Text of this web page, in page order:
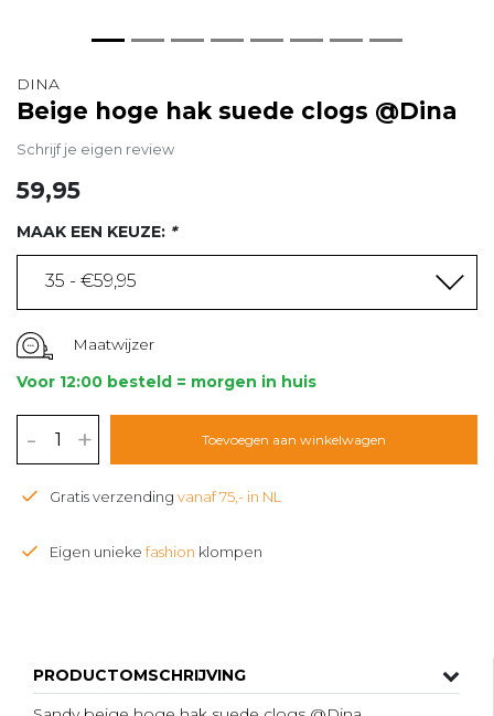
PRODUCTOMSCHRIJVING
DINA
Beige hoge hak suede clogs @Dina
Schrijf je eigen review
59,95
MAAK EEN KEUZE: *
35 - €59,95
Maatwijzer
Voor 12:00 besteld = morgen in huis
- + Toevoegen aan winkelwagen
Gratis verzending vanaf 75,- in NL
Eigen unieke fashion klompen